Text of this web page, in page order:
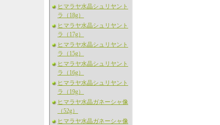
ヒマラヤ水晶シュリヤント
ラ（18g）
ヒマラヤ水晶シュリヤント
ラ（17g）
ヒマラヤ水晶シュリヤント
ラ（15g）
ヒマラヤ水晶シュリヤント
ラ（16g）
ヒマラヤ水晶シュリヤント
ラ（19g）
ヒマラヤ水晶ガネーシャ像
（52g）
ヒマラヤ水晶ガネーシャ像